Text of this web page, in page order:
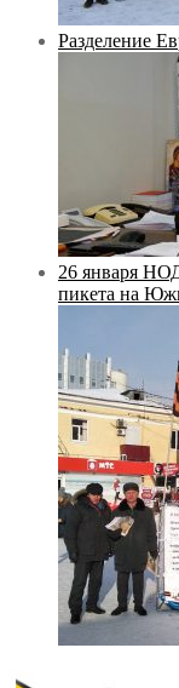
Разделение
26 января
пикета на